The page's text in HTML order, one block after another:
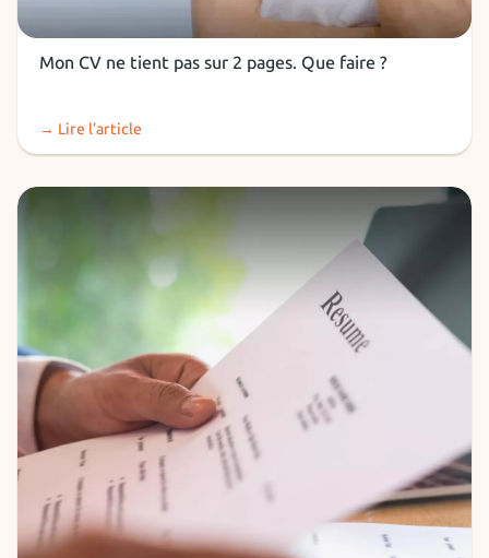
CV
Mon CV ne tient pas sur 2 pages. Que faire ?
→ Lire l’article